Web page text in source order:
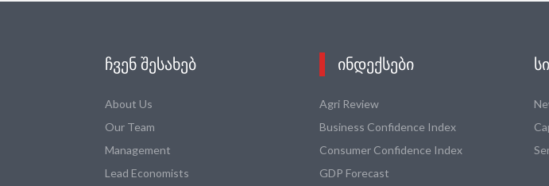
ᲩᲕᲔᲜ ᲨᲔᲡᲐᲮᲔᲑ
About Us
Our Team
Management
Lead Economists
ᲘᲜᲓᲔᲥᲡᲔᲑᲘ
Agri Review
Business Confidence Index
Consumer Confidence Index
GDP Forecast